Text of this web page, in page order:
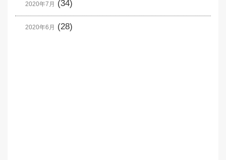
2020年7月 (34)
2020年6月 (28)